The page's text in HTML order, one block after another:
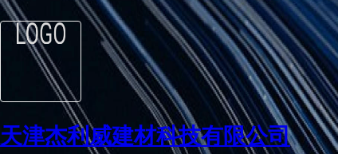
天津杰利威建材科技有限公司